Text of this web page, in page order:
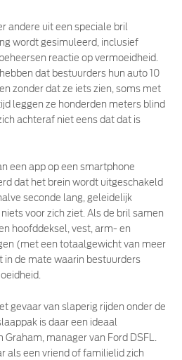
andere uit een speciale bril
wordt gesimuleerd, inclusief
reactie op vermoeidheid.
dat bestuurders hun auto 10
zonder dat ze iets zien, soms met
leggen ze honderden meters blind
achteraf niet eens dat dat is
een app op een smartphone
dat het brein wordt uitgeschakeld
seconde lang, geleidelijk
voor zich ziet. Als de bril samen
hoofddeksel, vest, arm- en
(met een totaalgewicht van meer
in de mate waarin bestuurders
gevaar van slaperig rijden onder de
is daar een ideaal
Graham, manager van Ford DSFL.
als een vriend of familielid zich